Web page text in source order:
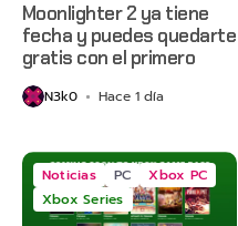
Moonlighter 2 ya tiene
fecha y puedes quedarte
gratis con el primero
N3k0 Hace 1 día
Noticias PC
Xbox PC
Xbox Series